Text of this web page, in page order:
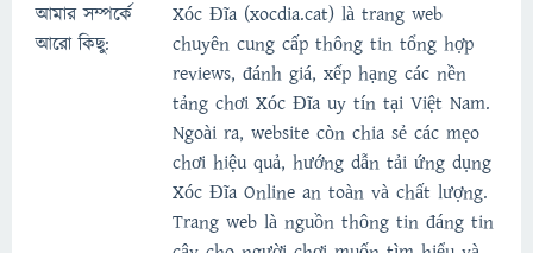
আমার সম্পর্কে
আরো কিছু:
Xóc Đĩa (xocdia.cat) là trang web
chuyên cung cấp thông tin tổng hợp
reviews, đánh giá, xếp hạng các nền
tảng chơi Xóc Đĩa uy tín tại Việt Nam.
Ngoài ra, website còn chia sẻ các mẹo
chơi hiệu quả, hướng dẫn tải ứng dụng
Xóc Đĩa Online an toàn và chất lượng.
Trang web là nguồn thông tin đáng tin